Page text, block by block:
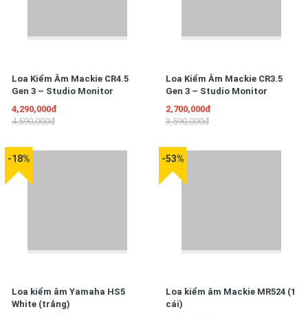
Loa Kiểm Âm Mackie CR4.5
Gen 3 – Studio Monitor
4,290,000đ
4,590,000đ
Loa Kiểm Âm Mackie CR3.5
Gen 3 – Studio Monitor
2,700,000đ
3,590,000đ
-18%
Loa kiểm âm Yamaha HS5
White (trắng)
-53%
Loa kiểm âm Mackie MR524 (1
cái)